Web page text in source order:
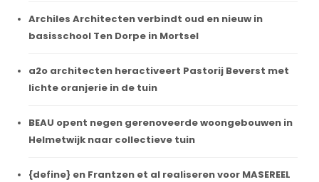
Archiles Architecten verbindt oud en nieuw in
basisschool Ten Dorpe in Mortsel
a2o architecten heractiveert Pastorij Beverst met
lichte oranjerie in de tuin
BEAU opent negen gerenoveerde woongebouwen in
Helmetwijk naar collectieve tuin
{define} en Frantzen et al realiseren voor MASEREEL